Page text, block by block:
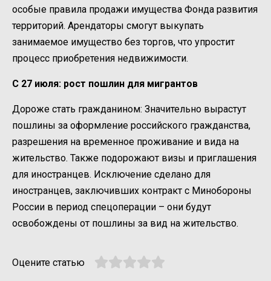
особые правила продажи имущества Фонда развития
территорий. Арендаторы смогут выкупать
занимаемое имущество без торгов, что упростит
процесс приобретения недвижимости.
С 27 июля: рост пошлин для мигрантов
Дороже стать гражданином: Значительно вырастут
пошлины за оформление российского гражданства,
разрешения на временное проживание и вида на
жительство. Также подорожают визы и приглашения
для иностранцев. Исключение сделано для
иностранцев, заключивших контракт с Минобороны
России в период спецоперации – они будут
освобождены от пошлины за вид на жительство.
Оцените статью